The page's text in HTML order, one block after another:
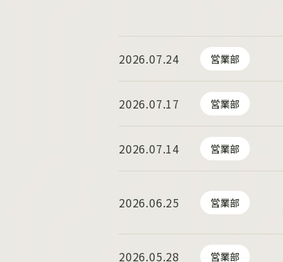
2026.07.24 営業部
2026.07.17 営業部
2026.07.14 営業部
2026.06.25 営業部
2026.05.28 営業部